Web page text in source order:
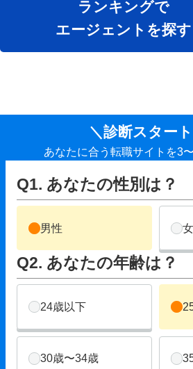
ランキングで
エージェントを探す
＼診断スター
あなたに合う転職サイトを3
Q1. あなたの性別は？
男性
Q2. あなたの年齢は？
24歳以下
30歳〜34歳